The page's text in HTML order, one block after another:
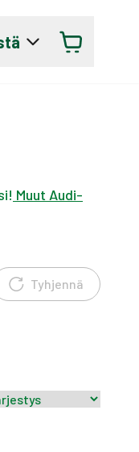
Muut Audi-
Tyhjennä